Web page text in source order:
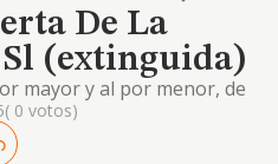
De La
(extinguida)
mayor y al por menor, de
incluyendo los
para su venta, adquisicion,
de
( 0 votos)